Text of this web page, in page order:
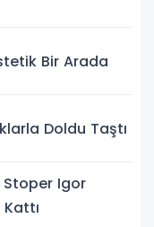
Bir Arada
Doldu Taştı
Stoper Igor